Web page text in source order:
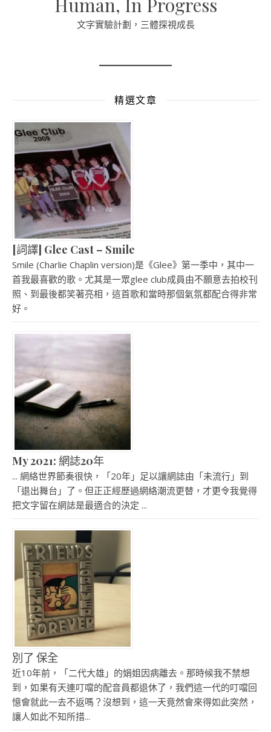
Human, In Progress
文字實驗計劃，三體探視成長
精選文章
[詞譯] Glee Cast – Smile
Smile (Charlie Chaplin version)是《Glee》第一季中，其中一
首我最喜歡的歌。尤其是一眾glee club成員由不願意去拍校刊
照、到最後都笑著亮相，這首歌和當時那個氣氛都配合得非常
好。
My 2021: 網誌20年
... 網絡世界節奏很快，「20年」足以讓網誌由「未流行」到
「退出舞台」了。但正正經歷過網絡潮流更替，才更令我覺得
把文字留在網誌是最適合的決定 ...
別了 保全
近10年前，「二代大雄」的娟姐因病離去。那時候我不禁想
到，如果有天連叮噹的配音員都退休了，我們這一代的叮噹回
憶會就此一去不返嗎？沒想到，這一天竟然會來得如此突然，
讓人如此不知所措...